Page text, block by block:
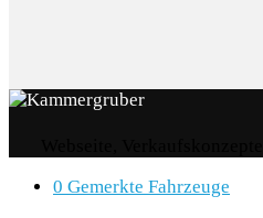
0 Gemerkte Fahrzeuge